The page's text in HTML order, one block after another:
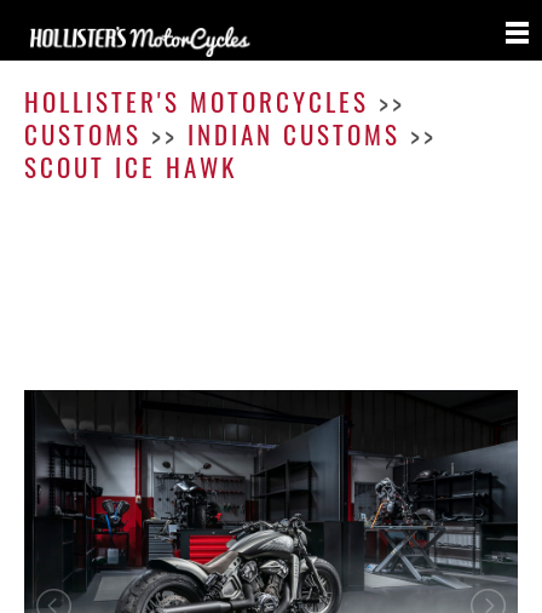
Scout
Ice
HOLLISTER'S MOTORCYCLES >>
CUSTOMS >> INDIAN CUSTOMS >>
SCOUT ICE HAWK